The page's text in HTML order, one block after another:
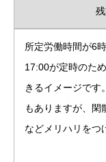
所定労働時間が6
17:00が定時のた
きるイメージです
もありますが、閑
などメリハリをつ